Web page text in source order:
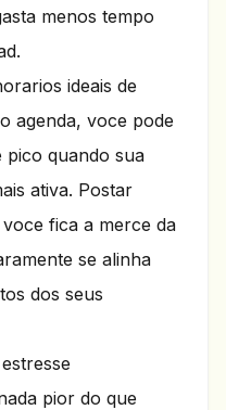
menos tempo
ideais de
agenda, voce pode
pico quando sua
ativa. Postar
fica a merce da
se alinha
dos seus
pior do que